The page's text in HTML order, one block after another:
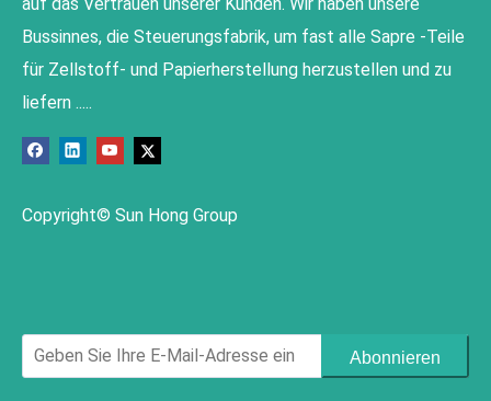
Bussinnes, die Steuerungsfabrik, um fast alle Sapre -Teile
für Zellstoff- und Papierherstellung herzustellen und zu
liefern .....
Copyright© Sun Hong Group
Abonnieren